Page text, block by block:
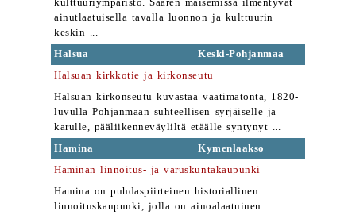
kulttuuriympäristö. Saaren maisemissa ilmentyvät
ainutlaatuisella tavalla luonnon ja kulttuurin
keskin ...
Halsua
Keski-Pohjanmaa
Halsuan kirkkotie ja kirkonseutu
Halsuan kirkonseutu kuvastaa vaatimatonta, 1820-
luvulla Pohjanmaan suhteellisen syrjäiselle ja
karulle, pääliikenneväyliltä etäälle syntynyt ...
Hamina
Kymenlaakso
Haminan linnoitus- ja varuskuntakaupunki
Hamina on puhdaspiirteinen historiallinen
linnoituskaupunki, jolla on ainoalaatuinen